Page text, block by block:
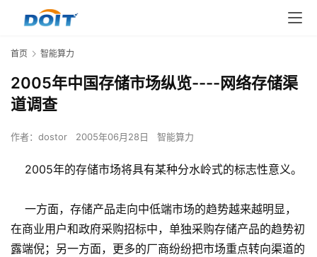
首页 智能算力
2005年中国存储市场纵览----网络存储渠
道调查
作者： dostor 2005年06月28日 智能算力
2005年的存储市场将具有某种分水岭式的标志性意义。
一方面，存储产品走向中低端市场的趋势越来越明显，
在商业用户和政府采购招标中，单独采购存储产品的趋势初
露端倪；另一方面，更多的厂商纷纷把市场重点转向渠道的